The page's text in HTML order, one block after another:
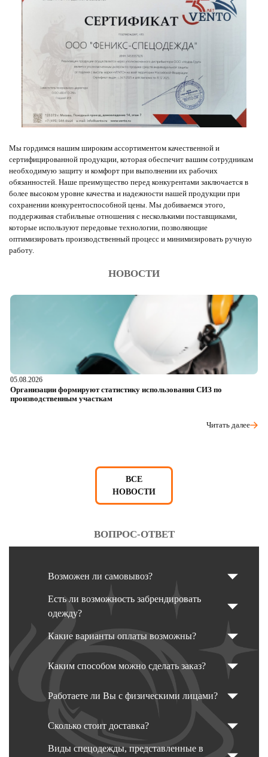
Мы гордимся нашим широким ассортиментом качественной и
сертифицированной продукции, которая обеспечит вашим сотрудникам
необходимую защиту и комфорт при выполнении их рабочих
обязанностей. Наше преимущество перед конкурентами заключается в
более высоком уровне качества и надежности нашей продукции при
сохранении конкурентоспособной цены. Мы добиваемся этого,
поддерживая стабильные отношения с несколькими поставщиками,
которые используют передовые технологии, позволяющие
оптимизировать производственный процесс и минимизировать ручную
работу.
НОВОСТИ
05.08.2026
Организации формируют статистику использования СИЗ по
производственным участкам
Читать далее
ВСЕ
НОВОСТИ
ВОПРОС-ОТВЕТ
Возможен ли самовывоз?
Есть ли возможность забрендировать
одежду?
Какие варианты оплаты возможны?
Каким способом можно сделать заказ?
Работаете ли Вы с физическими лицами?
Сколько стоит доставка?
Виды спецодежды, представленные в